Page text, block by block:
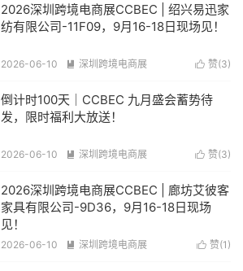
2026深圳跨境电商展CCBEC | 绍兴易迅家
纺有限公司-11F09，9月16-18日现场见！
 赞(3)
2026-06-10  深圳跨境电商展
倒计时100天｜CCBEC 九月盛会蓄势待
发，限时福利大放送！
 赞(3)
2026-06-10  深圳跨境电商展
2026深圳跨境电商展CCBEC | 廊坊艾彼客
家具有限公司-9D36，9月16-18日现场
见！
 赞(1 )
2026-06-10  深圳跨境电商展